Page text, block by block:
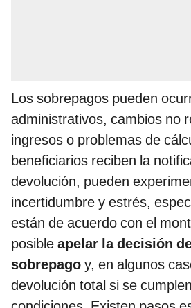
Los sobrepagos pueden
administrativos, cambios no
ingresos o problemas de
beneficiarios reciben la
devolución, pueden
incertidumbre y estrés,
están de acuerdo con el
posible apelar la decisión
sobrepago y, en algunos
devolución total si se